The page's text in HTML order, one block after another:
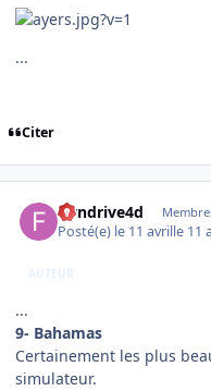
...
Citer
flyndrive4d
Posté(e) le 11 avrille 11
AUTEUR
...
9- Bahamas
Certainement les plus
simulateur.